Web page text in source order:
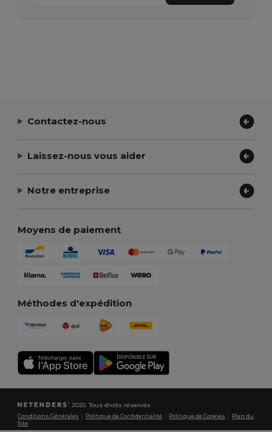
Contactez-nous
Laissez-nous vous aider
Notre entreprise
Moyens de paiement
Méthodes d'expédition
2026. Tous droits réservés
Conditions Générales Politique de Confidentialité Politique de Cookies
Plan du
Site